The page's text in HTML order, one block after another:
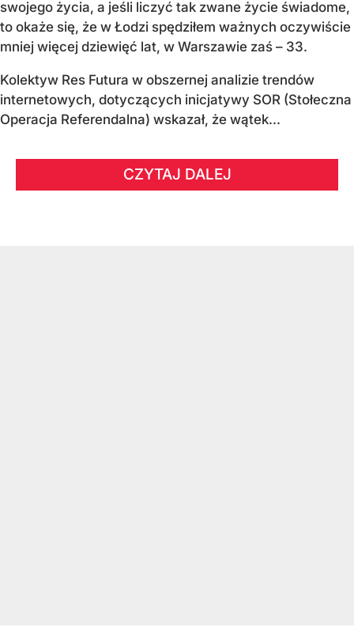
swojego życia, a jeśli liczyć tak zwane życie świadome,
to okaże się, że w Łodzi spędziłem ważnych oczywiście
mniej więcej dziewięć lat, w Warszawie zaś – 33.
Kolektyw Res Futura w obszernej analizie trendów
internetowych, dotyczących inicjatywy SOR (Stołeczna
Operacja Referendalna) wskazał, że wątek...
CZYTAJ DALEJ